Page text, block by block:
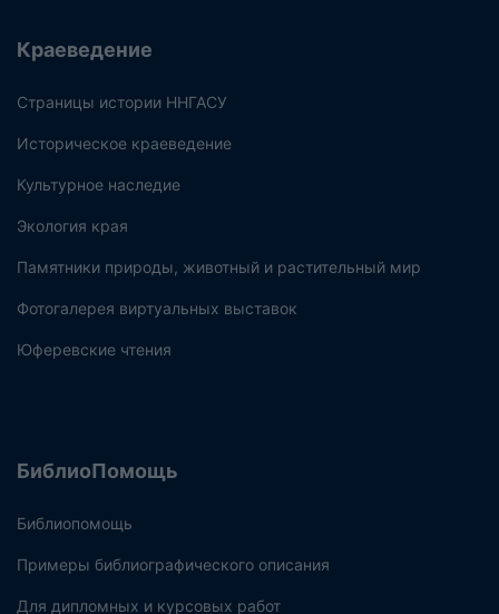
Краеведение
Страницы истории ННГАСУ
Историческое краеведение
Культурное наследие
Экология края
Памятники природы, животный и растительный мир
Фотогалерея виртуальных выставок
Юферевские чтения
БиблиоПомощь
Библиопомощь
Примеры библиографического описания
Для дипломных и курсовых работ